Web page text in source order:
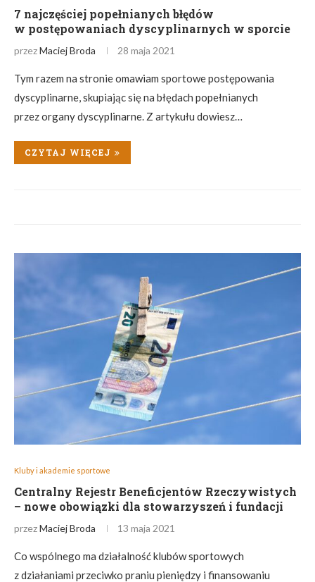
7 najczęściej popełnianych błędów
w postępowaniach dyscyplinarnych w sporcie
przezMaciej Broda 28 maja 2021
Tym razem na stronie omawiam sportowe postępowania
dyscyplinarne, skupiając się na błędach popełnianych
przez organy dyscyplinarne. Z artykułu dowiesz…
CZYTAJ WIĘCEJ
Kluby i akademie sportowe
Centralny Rejestr Beneficjentów Rzeczywistych
– nowe obowiązki dla stowarzyszeń i fundacji
przezMaciej Broda 13 maja 2021
Co wspólnego ma działalność klubów sportowych
z działaniami przeciwko praniu pieniędzy i finansowaniu